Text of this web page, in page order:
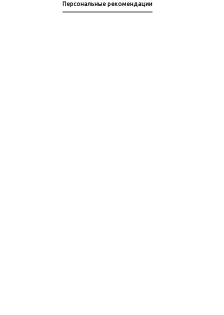
Персональные рекомендации